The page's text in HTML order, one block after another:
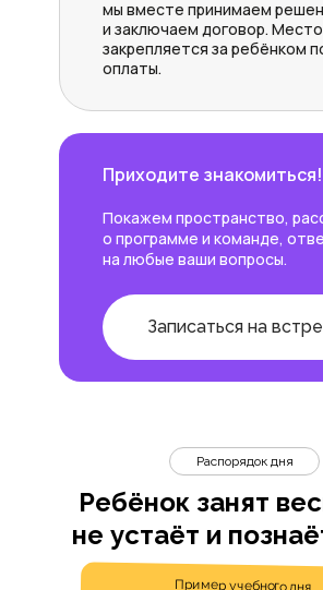
мы вместе принимаем
и заключаем договор. Место
закрепляется за ребёнком
оплаты.
Приходите знакомиться!
Покажем пространство,
о программе и команде,
на любые ваши вопросы.
Записаться на
Ребёнок занят
не устаёт и
Распорядок дня
Пример учебного дня